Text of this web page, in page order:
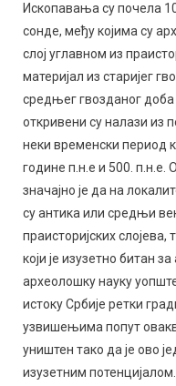
Ископавања су почела
сонде, међу којима су
слој углавном из
материјал из старијег
средњег гвозданог
откривени су налази из
неки временски период
године п.н.е и 500. п.н.е.
значајно је да на
су антика или средњи
праисторијских слојева,
који је изузетно битан
археолошку науку
истоку Србије ретки
узвишењима попут
уништен тако да је ово
изузетним потенцијалом.